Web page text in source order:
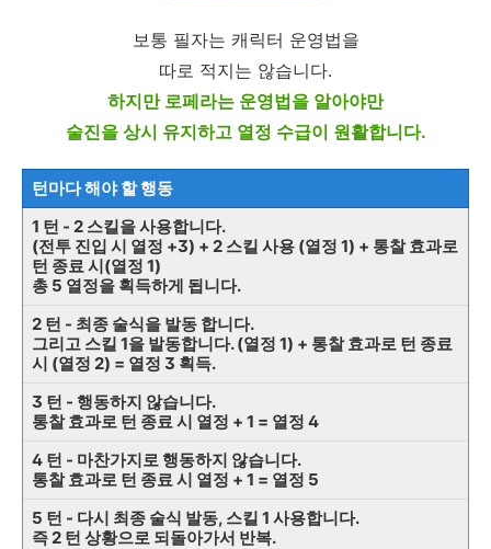
보통 필자는 캐릭터 운영법을
따로 적지는 않습니다.
하지만 로페라는 운영법을 알아야만
술진을 상시 유지하고 열정 수급이 원활합니다.
턴마다 해야 할 행동
1 턴 - 2 스킬을 사용합니다.
(전투 진입 시 열정 +3) + 2 스킬 사용 (열정 1) + 통찰 효과로
턴 종료 시(열정 1)
총 5 열정을 획득하게 됩니다.
2 턴 - 최종 술식을 발동 합니다.
그리고 스킬 1을 발동합니다. (열정 1) + 통찰 효과로 턴 종료
시 (열정 2) = 열정 3 획득.
3 턴 - 행동하지 않습니다.
통찰 효과로 턴 종료 시 열정 + 1 = 열정 4
4 턴 - 마찬가지로 행동하지 않습니다.
통찰 효과로 턴 종료 시 열정 + 1 = 열정 5
5 턴 - 다시 최종 술식 발동, 스킬 1 사용합니다.
즉 2 턴 상황으로 되돌아가서 반복.